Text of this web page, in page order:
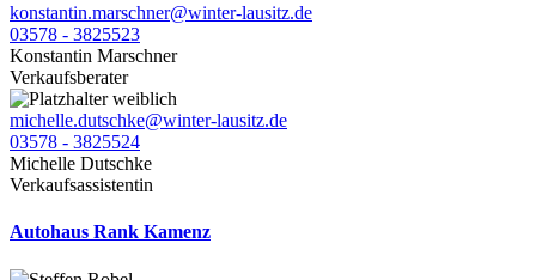
konstantin.marschner@winter-lausitz.de
03578 - 3825523
Konstantin Marschner
Verkaufsberater
michelle.dutschke@winter-lausitz.de
03578 - 3825524
Michelle Dutschke
Verkaufsassistentin
Autohaus Rank Kamenz